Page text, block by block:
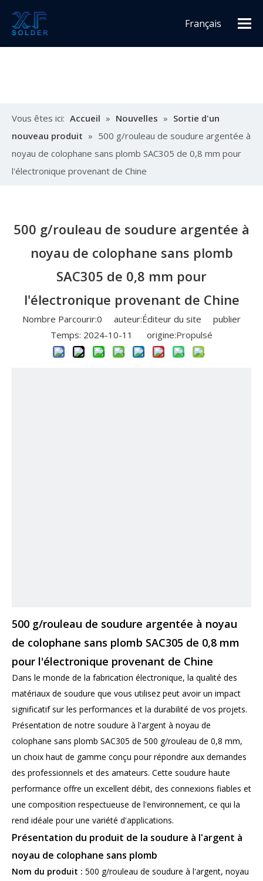
Français
Vous êtes ici: Accueil » Nouvelles » Sortie d'un
nouveau produit » 500 g/rouleau de soudure argentée à
noyau de colophane sans plomb SAC305 de 0,8 mm pour
l'électronique provenant de Chine
500 g/rouleau de soudure argentée à
noyau de colophane sans plomb
SAC305 de 0,8 mm pour
l'électronique provenant de Chine
Nombre Parcourir:0 auteur:Éditeur du site publier
Temps: 2024-10-11 origine:Propulsé
500 g/rouleau de soudure argentée à noyau
de colophane sans plomb SAC305 de 0,8 mm
pour l'électronique provenant de Chine
Dans le monde de la fabrication électronique, la qualité des
matériaux de soudure que vous utilisez peut avoir un impact
significatif sur les performances et la durabilité de vos projets.
Présentation de notre soudure à l'argent à noyau de
colophane sans plomb SAC305 de 500 g/rouleau de 0,8 mm,
un choix haut de gamme conçu pour répondre aux demandes
des professionnels et des amateurs. Cette soudure haute
performance offre un excellent débit, des connexions fiables et
une composition respectueuse de l'environnement, ce qui la
rend idéale pour une variété d'applications.
Présentation du produit de la soudure à l'argent à
noyau de colophane sans plomb
Nom du produit : 500 g/rouleau de soudure à l'argent, noyau